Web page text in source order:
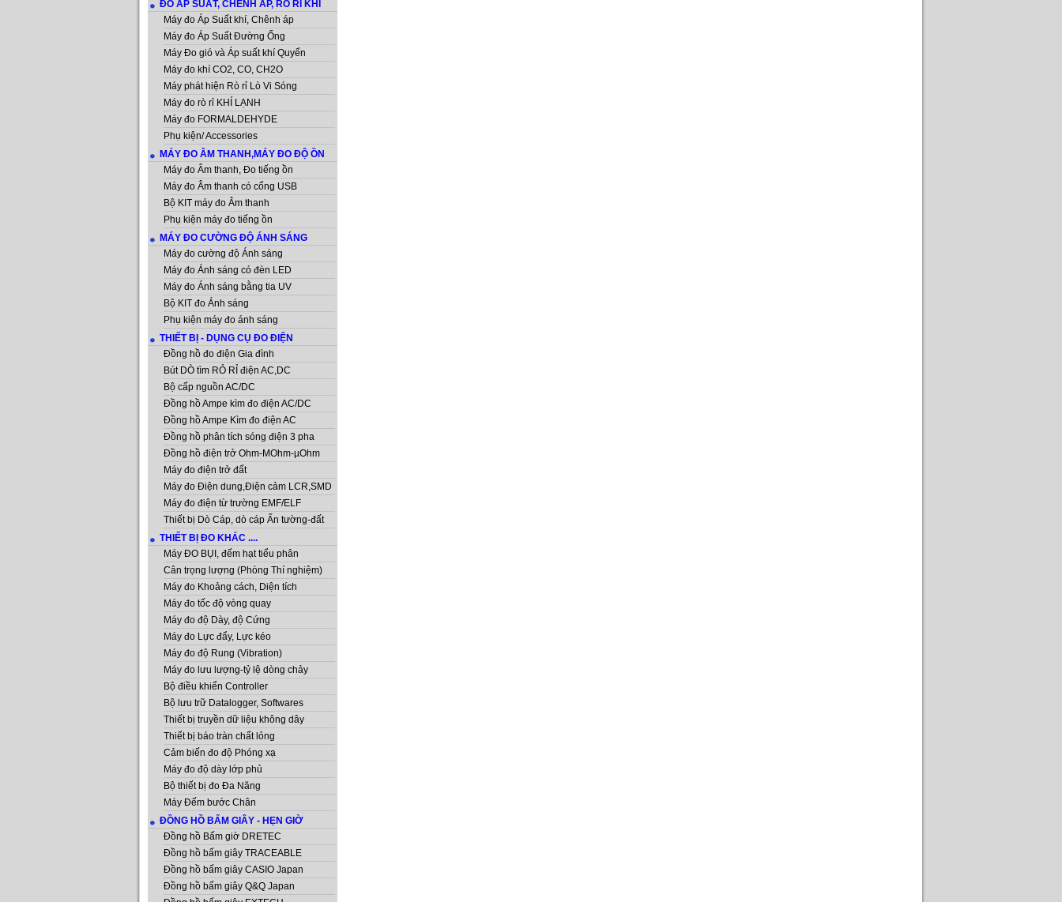
ĐO ÁP SUẤT, CHÊNH ÁP, RÒ RỈ KHÍ
Máy đo Áp Suất khí, Chênh áp
Máy đo Áp Suất Đường Ống
Máy Đo gió và Áp suất khí Quyển
Máy đo khí CO2, CO, CH2O
Máy phát hiện Rò rỉ Lò Vi Sóng
Máy đo rò rỉ KHÍ LẠNH
Máy đo FORMALDEHYDE
Phụ kiện/ Accessories
MÁY ĐO ÂM THANH,MÁY ĐO ĐỘ ỒN
Máy đo Âm thanh, Đo tiếng ồn
Máy đo Âm thanh có cổng USB
Bộ KIT máy đo Âm thanh
Phụ kiện máy đo tiếng ồn
MÁY ĐO CƯỜNG ĐỘ ÁNH SÁNG
Máy đo cường độ Ánh sáng
Máy đo Ánh sáng có đèn LED
Máy đo Ánh sáng bằng tia UV
Bộ KIT đo Ánh sáng
Phụ kiện máy đo ánh sáng
THIẾT BỊ - DỤNG CỤ ĐO ĐIỆN
Đồng hồ đo điện Gia đình
Bút DÒ tìm RỎ RỈ điện AC,DC
Bộ cấp nguồn AC/DC
Đồng hồ Ampe kìm đo điện AC/DC
Đồng hồ Ampe Kìm đo điện AC
Đồng hồ phân tích sóng điện 3 pha
Đồng hồ điện trở Ohm-MOhm-µOhm
Máy đo điện trở đất
Máy đo Điện dung,Điện cảm LCR,SMD
Máy đo điện từ trường EMF/ELF
Thiết bị Dò Cáp, dò cáp Ẩn tường-đất
THIẾT BỊ ĐO KHÁC ....
Máy ĐO BỤI, đếm hạt tiểu phân
Cân trọng lượng (Phòng Thí nghiệm)
Máy đo Khoảng cách, Diện tích
Máy đo tốc độ vòng quay
Máy đo độ Dày, độ Cứng
Máy đo Lực đẩy, Lực kéo
Máy đo độ Rung (Vibration)
Máy đo lưu lượng-tỷ lệ dòng chảy
Bộ điều khiển Controller
Bộ lưu trữ Datalogger, Softwares
Thiết bị truyền dữ liệu không dây
Thiết bị báo tràn chất lỏng
Cảm biến đo độ Phóng xạ
Máy đo độ dày lớp phủ
Bộ thiết bị đo Đa Năng
Máy Đếm bước Chân
ĐỒNG HỒ BẤM GIÂY - HẸN GIỜ
Đồng hồ Bấm giờ DRETEC
Đồng hồ bấm giây TRACEABLE
Đồng hồ bấm giây CASIO Japan
Đồng hồ bấm giây Q&Q Japan